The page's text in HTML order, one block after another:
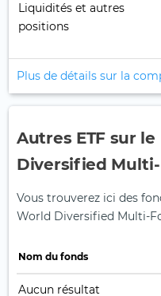
Liquidités et autres
positions
Plus de détails sur la
Autres ETF sur le
Diversified Multi-
Vous trouverez ici des
World Diversified Multi-
Nom du fonds
Aucun résultat